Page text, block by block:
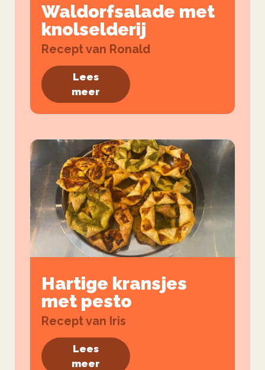
Waldorfsalade met
knolselderij
Recept van Ronald
Lees
meer
Hartige kransjes
met pesto
Recept van Iris
Lees
meer